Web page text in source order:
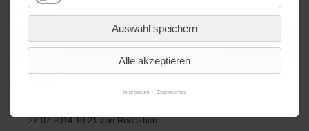
Werbung
27.07.2014 10:21 von Redaktion
Auswahl speichern
Alle akzeptieren
Impressum Datenschutz